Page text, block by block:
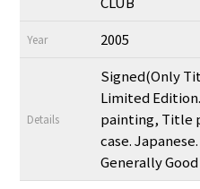
Year 2005
Details
Signed(Only
Limited
painting, Title
case. Japanese.
Generally